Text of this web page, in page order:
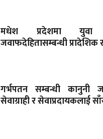
मधेश प्रदेशमा युवा
जवाफदेहितासम्बन्धी प्रादेशिक
गर्भपतन सम्बन्धी कानुनी
सेवाग्राही र सेवाप्रदायकलाई